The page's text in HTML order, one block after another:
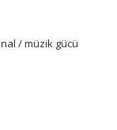
/ müzik gücü